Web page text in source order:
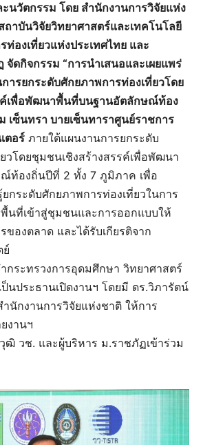
นวัตกรรม โดย สำนักงานการวิจัยแห่ง
าบันวิจัยวิทยาศาสตร์และเทคโนโลยี
ท่องเที่ยวแห่งประเทศไทย และ
ดกิจกรรม “การนำเสนอและเผยแพร่
ารยกระดับศักยภาพการท่องเที่ยวโดย
ค์เพื่อพัฒนาพื้นที่บนฐานอัตลักษณ์ท้อง
เซ็นทรา บายเซ็นทาราศูนย์ราชการ
ตอร์ ภายใต้แผนงานการยกระดับ
วโดยชุมชนเชิงสร้างสรรค์เพื่อพัฒนา
ท้องถิ่นปีที่ 2 ทั้ง 7 ภูมิภาค เพื่อ
กระดับศักยภาพการท่องเที่ยวในการ
นที่เข้าสู่ชุมชนและการออกแบบให้
ของตลาด และได้รับเกียรติ​จาก
ย์
กระทรวงการอุดมศึกษา วิทยาศาสตร์
น​ประธานเปิดงานฯ โดยมี ดร.วิภารัตน์
นักงานการวิจัยแห่งชาติ ให้การ
งาน​ฯ
วช. และผู้บริหาร​ ม.ราชภัฏ​เข้าร่วม